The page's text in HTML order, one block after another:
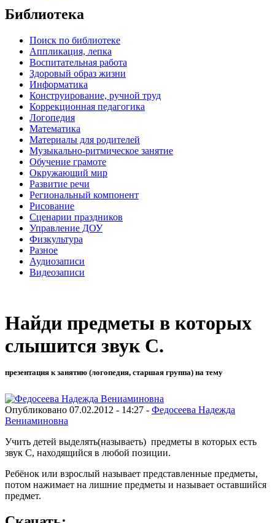
Библиотека
Поиск по библиотеке
Аппликация, лепка
Воспитательная работа
Здоровый образ жизни
Информатика
Конструирование, ручной труд
Коррекционная педагогика
Логопедия
Математика
Материалы для родителей
Музыкально-ритмическое занятие
Обучение грамоте
Окружающий мир
Развитие речи
Региональный компонент
Рисование
Сценарии праздников
Управление ДОУ
Физкультура
Разное
Аудиозаписи
Видеозаписи
Найди предметы в которых
слышится звук С.
презентация к занятию (логопедия, старшая группа) на тему
Опубликовано 07.02.2012 - 14:27 - Федосеева Надежда
Вениаминовна
Учить детей выделять(называеть) предметы в которых есть
звук С, находящийся в любой позиции.
Ребёнок или взрослый называет представленные предметы,
потом нажимает на лишние предметы и называет оставшийся
предмет.